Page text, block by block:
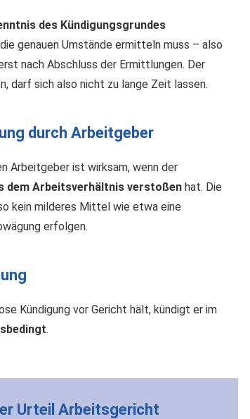
des Kündigungsgrundes
genauen Umstände ermitteln muss – also
nach Abschluss der Ermittlungen. Der
darf sich also nicht zu lange Zeit lassen.
durch Arbeitgeber
Arbeitgeber ist wirksam, wenn der
dem Arbeitsverhältnis verstoßenhat. Die
kein milderes Mittel wie etwa eine
erfolgen.
Kündigung vor Gericht hält, kündigt er im
.
Urteil Arbeitsgericht